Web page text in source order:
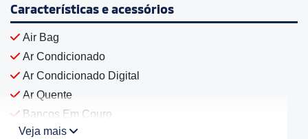
Características e acessórios
Air Bag
Ar Condicionado
Ar Condicionado Digital
Ar Quente
Bancos Em Couro
Veja mais